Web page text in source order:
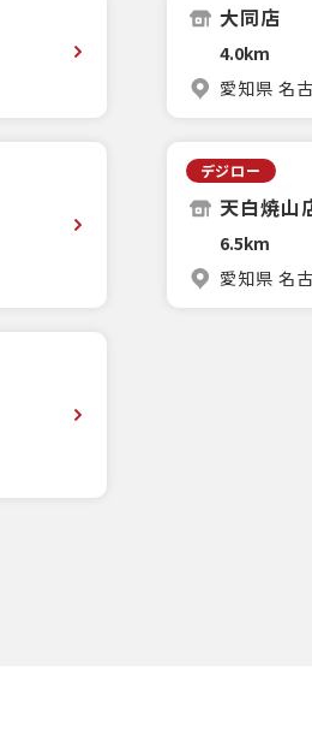
大同店
4.0km
愛知県 名
デジロー
天白焼山
6.5km
愛知県 名